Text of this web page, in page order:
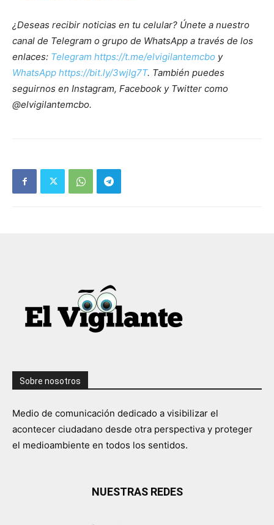
¿Deseas recibir noticias en tu celular? Únete a nuestro
canal de Telegram o grupo de WhatsApp a través de los
enlaces: Telegram https://t.me/elvigilantemcbo y
WhatsApp https://bit.ly/3wjIg7T. También puedes
seguirnos en Instagram, Facebook y Twitter como
@elvigilantemcbo.
Sobre nosotros
Medio de comunicación dedicado a visibilizar el
acontecer ciudadano desde otra perspectiva y proteger
el medioambiente en todos los sentidos.
NUESTRAS REDES